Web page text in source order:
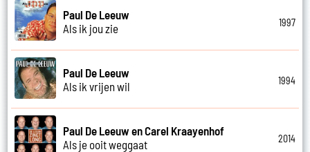
Paul De Leeuw
Als ik jou zie
1997
Paul De Leeuw
Als ik vrijen wil
1994
Paul De Leeuw en Carel Kraayenhof
Als je ooit weggaat
2014